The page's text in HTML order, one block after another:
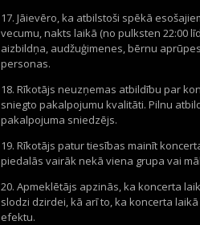
17. Jāievēro, ka atbilstoši spēkā
vecumu, nakts laikā (no pulksten 22:00
aizbildņa, audžuģimenes, bērnu
personas.
18. Rīkotājs neuzņemas atbildību par
sniegto pakalpojumu kvalitāti. Pilnu
pakalpojuma sniedzējs.
19. Rīkotājs patur tiesības mainīt
piedalās vairāk nekā viena grupa vai
20. Apmeklētājs apzinās, ka koncerta
slodzi dzirdei, kā arī to, ka koncerta
efektu.